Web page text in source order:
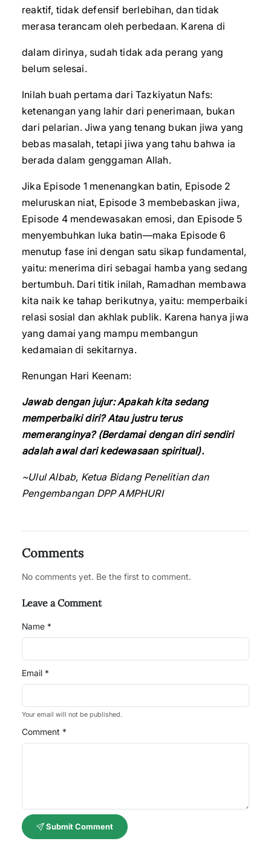
reaktif, tidak defensif berlebihan, dan tidak
merasa terancam oleh perbedaan. Karena di
dalam dirinya, sudah tidak ada perang yang
belum selesai.
Inilah buah pertama dari Tazkiyatun Nafs:
ketenangan yang lahir dari penerimaan, bukan
dari pelarian. Jiwa yang tenang bukan jiwa yang
bebas masalah, tetapi jiwa yang tahu bahwa ia
berada dalam genggaman Allah.
Jika Episode 1 menenangkan batin, Episode 2
meluruskan niat, Episode 3 membebaskan jiwa,
Episode 4 mendewasakan emosi, dan Episode 5
menyembuhkan luka batin—maka Episode 6
menutup fase ini dengan satu sikap fundamental,
yaitu: menerima diri sebagai hamba yang sedang
bertumbuh. Dari titik inilah, Ramadhan membawa
kita naik ke tahap berikutnya, yaitu: memperbaiki
relasi sosial dan akhlak publik. Karena hanya jiwa
yang damai yang mampu membangun
kedamaian di sekitarnya.
Renungan Hari Keenam:
Jawab dengan jujur: Apakah kita sedang
memperbaiki diri? Atau justru terus
memeranginya? (Berdamai dengan diri sendiri
adalah awal dari kedewasaan spiritual).
~Ulul Albab, Ketua Bidang Penelitian dan
Pengembangan DPP AMPHURI
Comments
No comments yet. Be the first to comment.
Leave a Comment
Name *
Email *
Your email will not be published.
Comment *
Submit Comment